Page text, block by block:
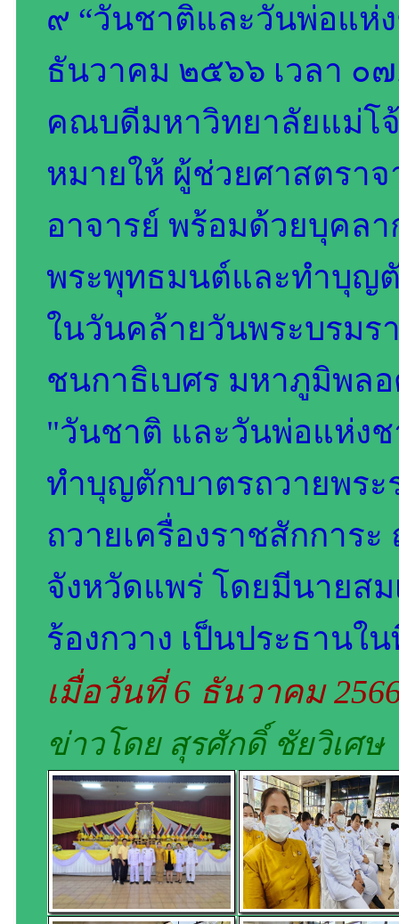
๙ “วันชาติและวันพ่อแห่
ธันวาคม ๒๕๖๖ เวลา ๐
คณบดีมหาวิทยาลัยแม่โ
หมายให้ ผู้ช่วยศาสตรา
อาจารย์ พร้อมด้วยบุคล
พระพุทธมนต์และทำบุญตั
ในวันคล้ายวันพระบรมร
ชนกาธิเบศร มหาภูมิพล
"วันชาติ และวันพ่อแห่ง
ทำบุญตักบาตรถวายพร
ถวายเครื่องราชสักการ
จังหวัดแพร่ โดยมีนายส
ร้องกวาง เป็นประธานใ
เมื่อวันที่ 6 ธันวาคม
ข่าวโดย สุรศักดิ์ ชัยวิเศษ